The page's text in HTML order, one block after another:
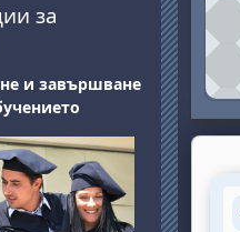
за
и завършване